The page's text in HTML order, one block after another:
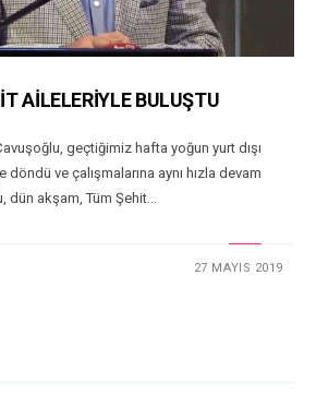
AİLELERİYLE BULUŞTU
geçtiğimiz hafta yoğun yurt dışı
ve çalışmalarına aynı hızla devam
akşam, Tüm Şehit...
27 MAYIS 2019